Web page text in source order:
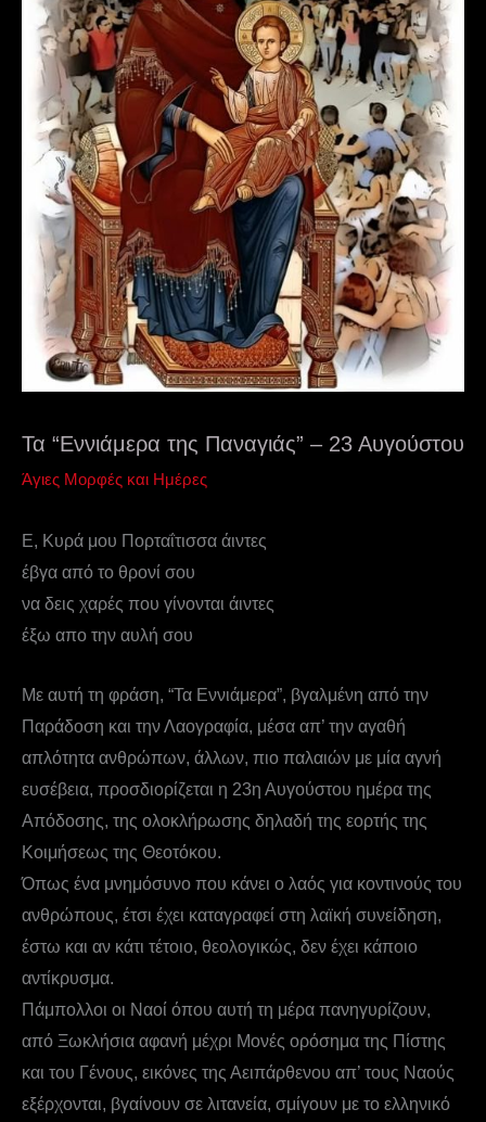
Τα “Εννιάμερα της Παναγιάς” – 23 Αυγούστου
Άγιες Μορφές και Ημέρες
Ε, Κυρά μου Πορταΐτισσα άιντες
έβγα από το θρονί σου
να δεις χαρές που γίνονται άιντες
έξω απο την αυλή σου
Με αυτή τη φράση, “Τα Εννιάμερα”, βγαλμένη από την
Παράδοση και την Λαογραφία, μέσα απ’ την αγαθή
απλότητα ανθρώπων, άλλων, πιο παλαιών με μία αγνή
ευσέβεια, προσδιορίζεται η 23η Αυγούστου ημέρα της
Απόδοσης, της ολοκλήρωσης δηλαδή της εορτής της
Κοιμήσεως της Θεοτόκου.
Όπως ένα μνημόσυνο που κάνει ο λαός για κοντινούς του
ανθρώπους, έτσι έχει καταγραφεί στη λαϊκή συνείδηση,
έστω και αν κάτι τέτοιο, θεολογικώς, δεν έχει κάποιο
αντίκρυσμα.
Πάμπολλοι οι Ναοί όπου αυτή τη μέρα πανηγυρίζουν,
από Ξωκλήσια αφανή μέχρι Μονές ορόσημα της Πίστης
και του Γένους, εικόνες της Αειπάρθενου απ’ τους Ναούς
εξέρχονται, βγαίνουν σε λιτανεία, σμίγουν με το ελληνικό